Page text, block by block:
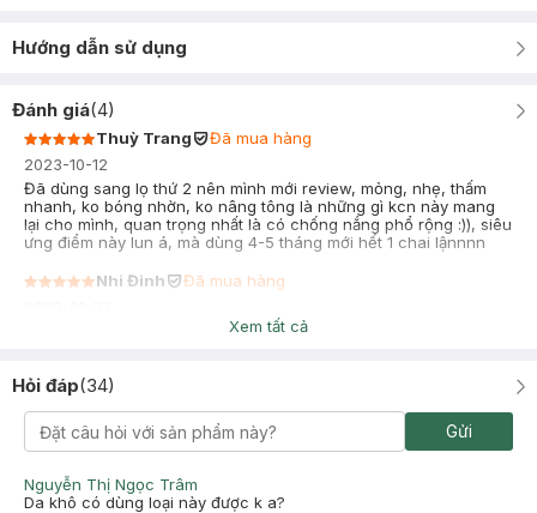
Hướng dẫn sử dụng
Đánh giá(4)
Thuỳ Trang
Đã mua hàng
2023-10-12
Đã dùng sang lọ thứ 2 nên mình mới review, mỏng, nhẹ, thấm
nhanh, ko bóng nhờn, ko nâng tông là những gì kcn này mang
lại cho mình, quan trọng nhất là có chống nắng phổ rộng :)), siêu
ưng điểm này lun á, mà dùng 4-5 tháng mới hết 1 chai lậnnnn
Nhi Đinh
Đã mua hàng
Apple lên sẽ hơi trắng nhẹ 1 chút, 1 tiếng sau sẽ xuống tông,
Xem tất cả
Hỏi đáp(34)
Gửi
Nguyễn Thị Ngọc Trâm
Da khô có dùng loại này được k a?